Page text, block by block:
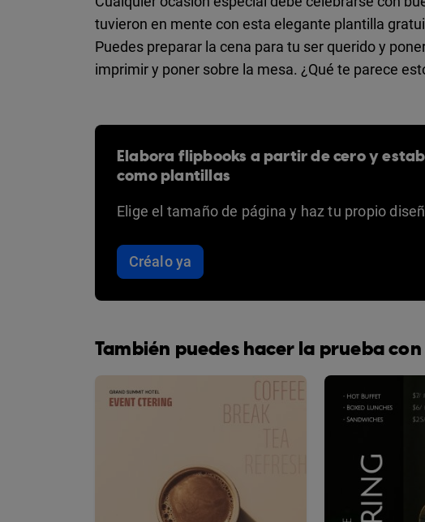
tuvieron en mente con esta elegante plantilla
Puedes preparar la cena para tu ser querido y
imprimir y poner sobre la mesa. ¿Qué te parece
Elabora flipbooks a partir de cero y
como plantillas
Elige el tamaño de página y haz tu propio
Créalo ya
También puedes hacer la prueba